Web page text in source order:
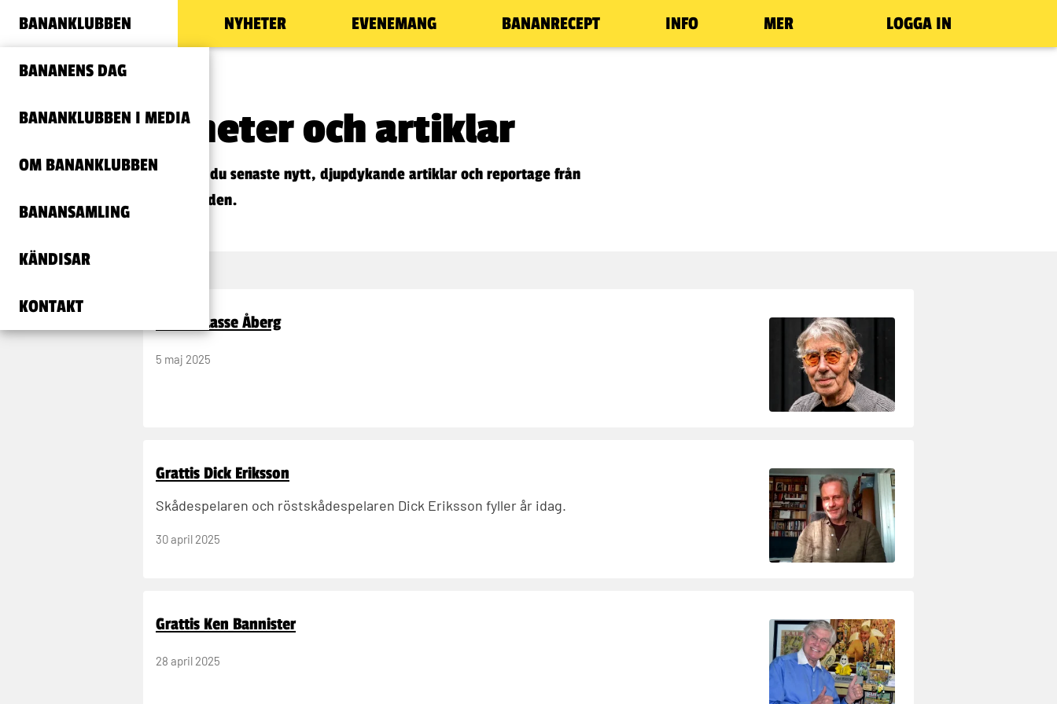
BANANKLUBBEN
BANANENS DAG
BANANKLUBBEN I MEDIA
OM BANANKLUBBEN
BANANSAMLING
KÄNDISAR
KONTAKT
NYHETER EVENEMANG BANANRECEPT INFO MER LOGGA IN
Nyheter och artiklar
Här hittar du senaste nytt, djupdykande artiklar och reportage från
bananvärlden.
Grattis Lasse Åberg
5 maj 2025
Grattis Dick Eriksson
Skådespelaren och röstskådespelaren Dick Eriksson fyller år idag.
30 april 2025
Grattis Ken Bannister
28 april 2025